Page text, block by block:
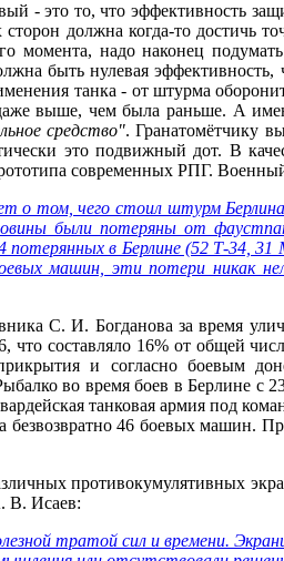
- это то, что эффективность
должна когда-то достичь
надо наконец
быть нулевая эффективность,
танка - от штурма
выше, чем была раньше. А
средство". Гранатомётчику
это подвижный дот. В
современных РПГ.
о том, чего стоил штурм
были потеряны от
потерянных в Берлине (52 Т-
машин, эти потери никак
С. И. Богданова за время
16% от общей
и согласно боевым
во время боев в Берлине с
танковая армия под
46 боевых машин.
противокумулятивных
В. Исаев:
тратой сил и времени.